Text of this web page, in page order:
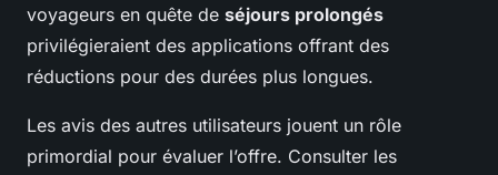
voyageurs en quête de séjours prolongés
privilégieraient des applications offrant des
réductions pour des durées plus longues.
Les avis des autres utilisateurs jouent un rôle
primordial pour évaluer l’offre. Consulter les